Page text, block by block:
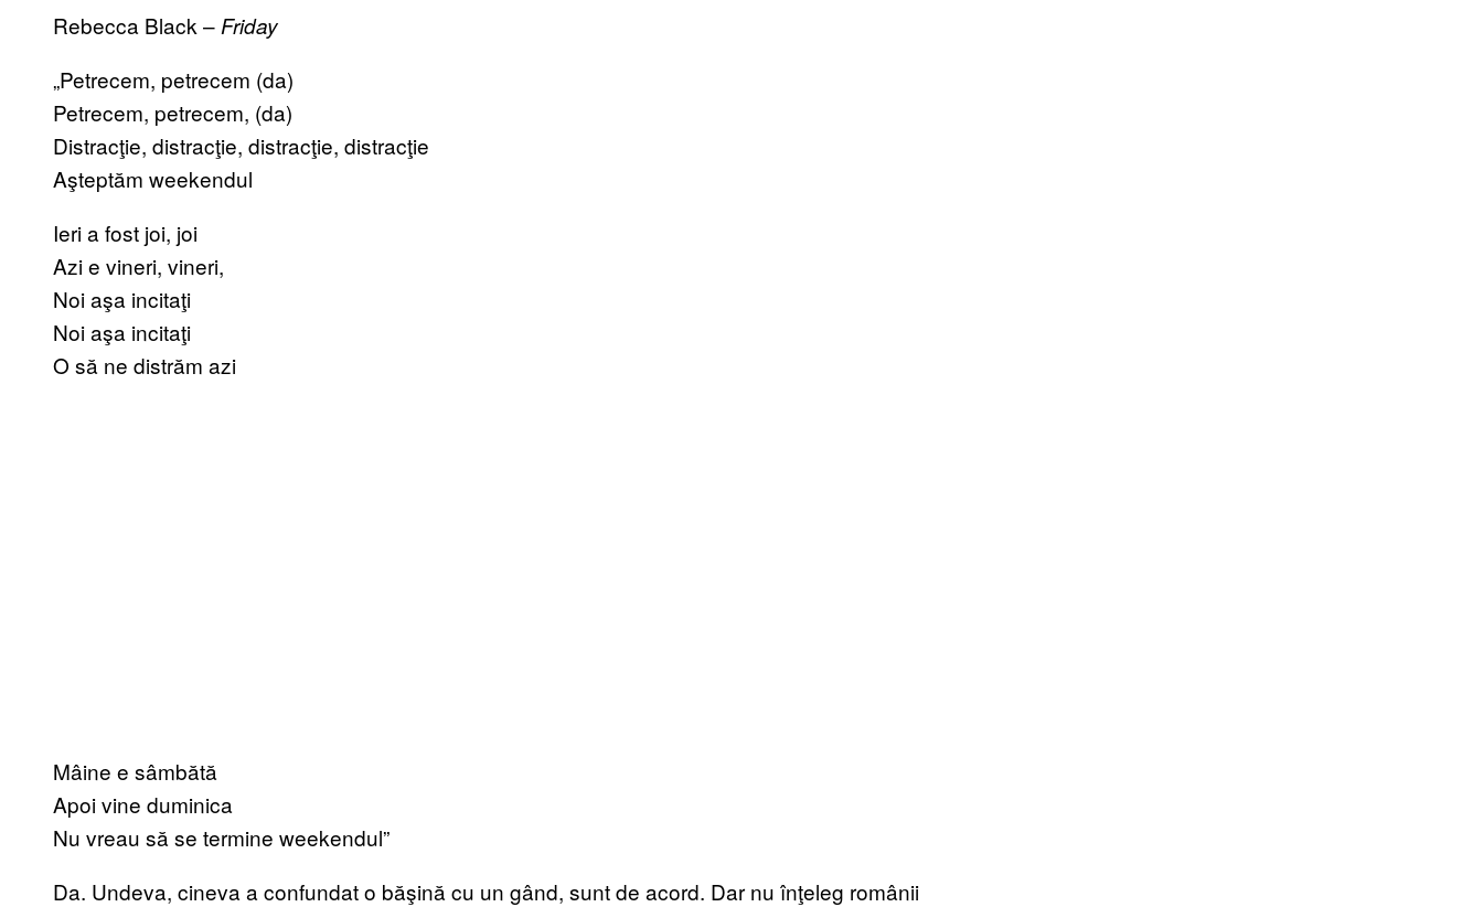
Rebecca Black – Friday
„Petrecem, petrecem (da)
Petrecem, petrecem, (da)
Distracţie, distracţie, distracţie, distracţie
Aşteptăm weekendul
Ieri a fost joi, joi
Azi e vineri, vineri,
Noi aşa incitaţi
Noi aşa incitaţi
O să ne distrăm azi
Mâine e sâmbătă
Apoi vine duminica
Nu vreau să se termine weekendul”
Da. Undeva, cineva a confundat o băşină cu un gând, sunt de acord. Dar nu înţeleg românii